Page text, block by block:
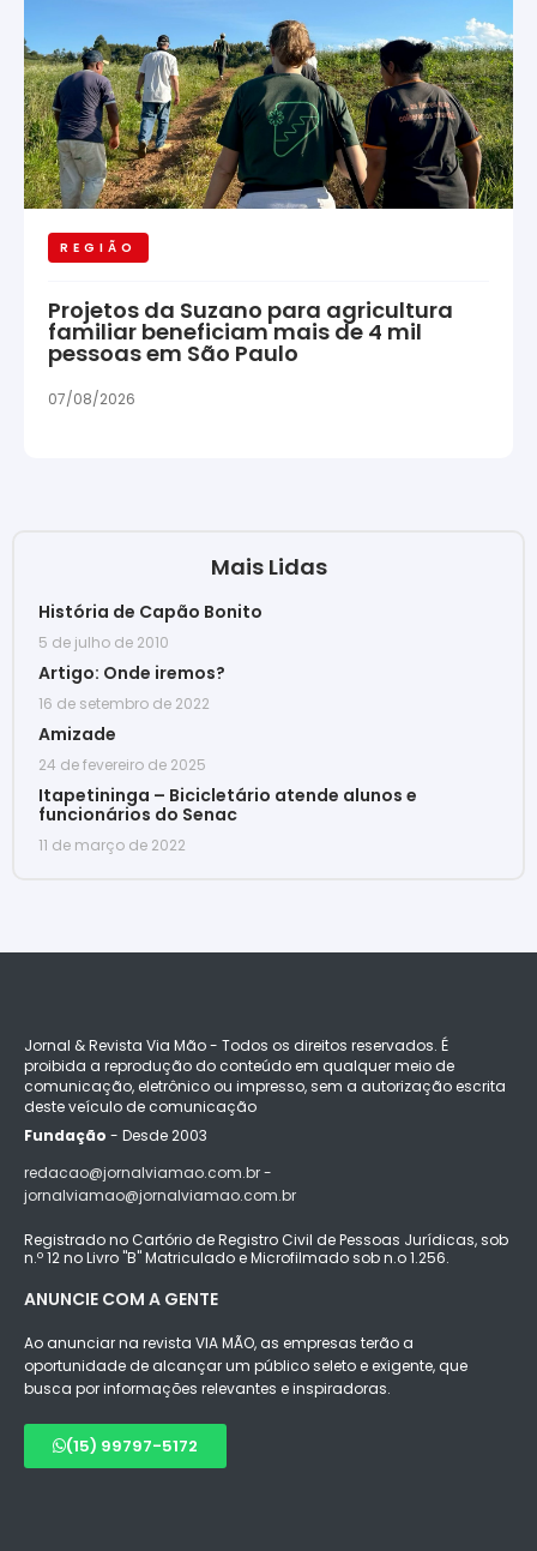
REGIÃO
Projetos da Suzano para agricultura
familiar beneficiam mais de 4 mil
pessoas em São Paulo
07/08/2026
Mais Lidas
História de Capão Bonito
5 de julho de 2010
Artigo: Onde iremos?
16 de setembro de 2022
Amizade
24 de fevereiro de 2025
Itapetininga – Bicicletário atende alunos e
funcionários do Senac
11 de março de 2022
Jornal & Revista Via Mão - Todos os direitos reservados. É
proibida a reprodução do conteúdo em qualquer meio de
comunicação, eletrônico ou impresso, sem a autorização escrita
deste veículo de comunicação
Fundação - Desde 2003
redacao@jornalviamao.com.br -
jornalviamao@jornalviamao.com.br
Registrado no Cartório de Registro Civil de Pessoas Jurídicas, sob
n.º 12 no Livro "B" Matriculado e Microfilmado sob n.o 1.256.
ANUNCIE COM A GENTE
Ao anunciar na revista VIA MÃO, as empresas terão a
oportunidade de alcançar um público seleto e exigente, que
busca por informações relevantes e inspiradoras.
(15) 99797-5172